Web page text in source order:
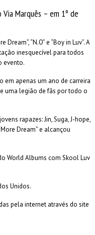
Marquês – em 1º de
“N.O” e “Boy in Luv”. A
inesquecível para todos
evento.
em apenas um ano de carreira
uma legião de fãs por todo o
rapazes: Jin, Suga, J-hope,
Dream” e alcançou
World Albums com Skool Luv
Unidos.
pela internet através do site